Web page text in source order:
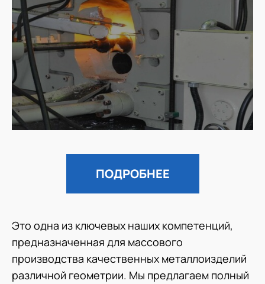
ПОДРОБНЕЕ
Это одна из ключевых наших компетенций,
предназначенная для массового
производства качественных металлоизделий
различной геометрии. Мы предлагаем полный